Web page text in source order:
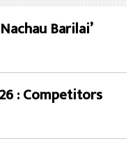
Barilai’
: Competitors